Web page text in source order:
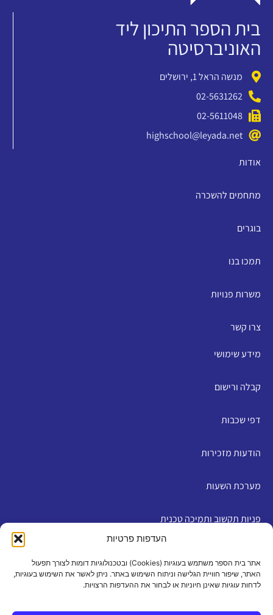
העדפות פרטיות
אתר בית הספר משתמש בעוגיות (Cookies) ובטכנולוגיות דומות לצורך תפעול
האתר, שיפור חוויית הגלישה וניתוח השימוש באתר. ניתן לאשר את השימוש בעוגיות,
לדחות עוגיות שאינן חיוניות או לבחור את ההעדפות הרצויות.
בית הספר התיכון ליד
האוניברסיטה
מנשה הראל 1, ירושלים
02-5631262
02-5611048
highschool@leyada.net
אודות
מתחמים להשכרה
בוגרים
תמכו בנו
משרות פנויות
צרו קשר
מידע שימושי
קבלה ורישום
דפי שכבות
הודעות מזכירות
מערכת השעות
פניות תקשוב ותמיכה טכנית
מדיניות פרטיות|תנאי שימוש|הצהרת נגישות|מדיניות